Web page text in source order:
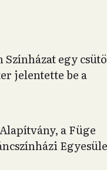
egy
jelentette be a
a Füge